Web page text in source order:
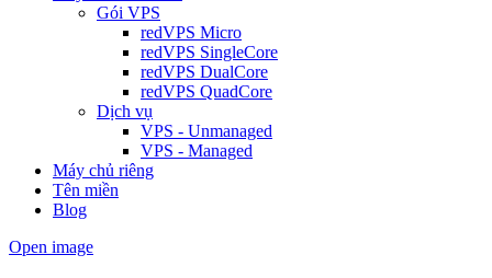
Gói VPS
redVPS Micro
redVPS SingleCore
redVPS DualCore
redVPS QuadCore
Dịch vụ
VPS - Unmanaged
VPS - Managed
Máy chủ riêng
Tên miền
Blog
Open image